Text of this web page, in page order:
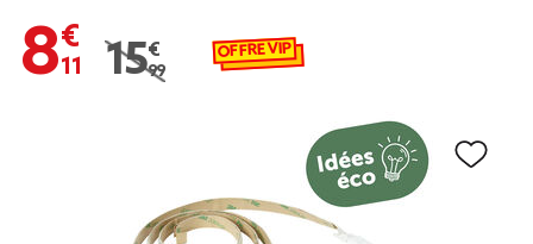
8,11 €
Prix remisé de 15,99 € à 8,11 €
15,99 € OFFRE VIP